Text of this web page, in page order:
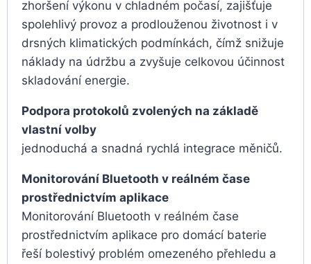
zhoršení výkonu v chladném počasí, zajišťuje
spolehlivý provoz a prodlouženou životnost i v
drsných klimatických podmínkách, čímž snižuje
náklady na údržbu a zvyšuje celkovou účinnost
skladování energie.
Podpora protokolů zvolených na základě
vlastní volby
jednoduchá a snadná rychlá integrace měničů.
Monitorování Bluetooth v reálném čase
prostřednictvím aplikace
Monitorování Bluetooth v reálném čase
prostřednictvím aplikace pro domácí baterie
řeší bolestivý problém omezeného přehledu a